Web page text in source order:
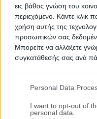
εις βάθος γνώση του
περιεχόμενο. Κάντε κλικ
χρήση αυτής της
προσωπικών σας
Μπορείτε να αλλάξετε
συγκατάθεσής σας ανά
services and may gather
not limited to your visit or
Personal Data
I want to opt-out of
personal data.
Καλοχώρι, Καλοχώρι,
1474.88 m²
Χρηματοδότηση
Πρώτη Προσφορά:
Αποθηκεύστε την